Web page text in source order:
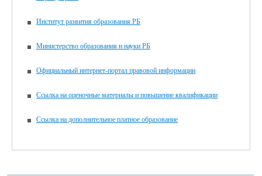
Институт развития образования РБ
Министерство образования и науки РБ
Официальный интернет-портал правовой информации
Ссылка на оценочные материалы и повышение квалификации
Ссылка на дополнительное платное образование